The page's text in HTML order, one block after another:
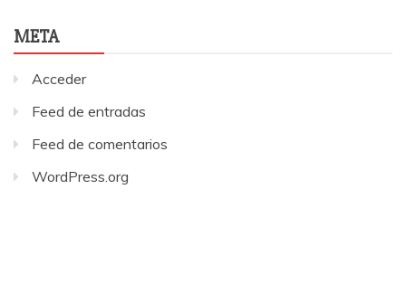
META
Acceder
Feed de entradas
Feed de comentarios
WordPress.org